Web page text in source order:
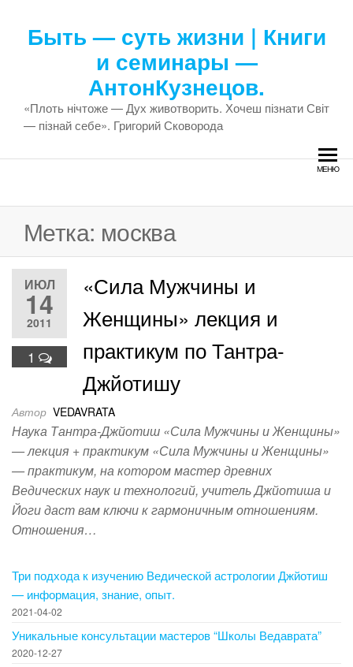
содержимому
Быть — суть жизни | Книги
и семинары —
АнтонКузнецов.
«Плоть нічтоже — Дух животворить. Хочеш пізнати Світ
— пізнай себе». Григорий Сковорода
МЕНЮ
Метка: москва
ИЮЛ
14
2011
1
«Сила Мужчины и
Женщины» лекция и
практикум по Тантра-
Джйотишу
Автор VEDAVRATA
Наука Тантра-Джйотиш «Сила Мужчины и Женщины»
— лекция + практикум «Сила Мужчины и Женщины»
— практикум, на котором мастер древних
Ведических наук и технологий, учитель Джйотиша и
Йоги даст вам ключи к гармоничным отношениям.
Отношения…
Три подхода к изучению Ведической астрологии Джйотиш
— информация, знание, опыт.
2021-04-02
Уникальные консультации мастеров “Школы Ведаврата”
2020-12-27